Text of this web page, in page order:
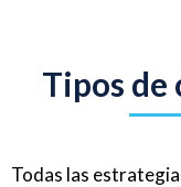
Tipos
Todas las